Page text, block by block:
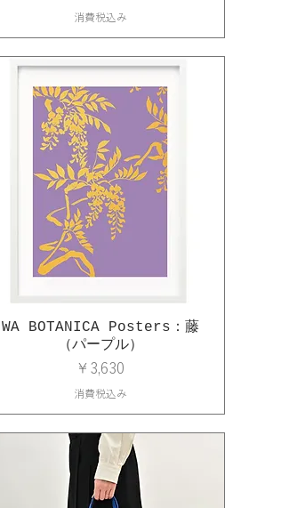
消費税込み
WA BOTANICA Posters：藤
（パープル）
価格
￥3,630
消費税込み